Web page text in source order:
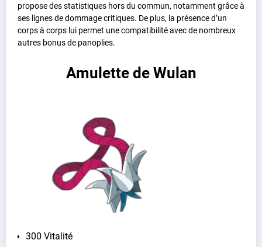
propose des statistiques hors du commun, notamment grâce à
ses lignes de dommage critiques. De plus, la présence d’un
corps à corps lui permet une compatibilité avec de nombreux
autres bonus de panoplies.
Amulette de Wulan
300 Vitalité